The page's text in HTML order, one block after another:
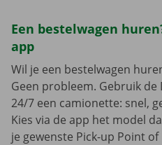
Een bestelwagen
app
Wil je een bestelwagen
Geen probleem. Gebruik de
24/7 een camionette: snel,
Kies via de app het model
je gewenste Pick-up Point of